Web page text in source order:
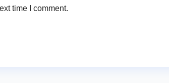
time I comment.